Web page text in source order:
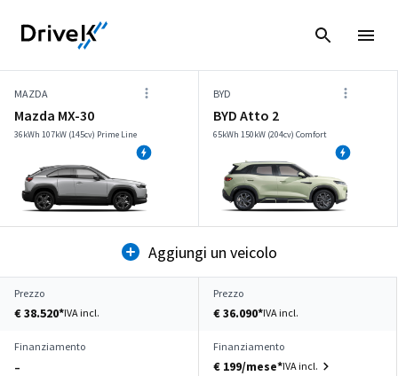
MAZDA
Mazda MX-30
36kWh 107kW (145cv) Prime Line
BYD
BYD Atto 2
65kWh 150kW (204cv) Comfort
Aggiungi un veicolo
Prezzo
€ 38.520*IVA incl.
Prezzo
€ 36.090*IVA incl.
Finanziamento
–
Finanziamento
€ 199/mese*IVA incl.